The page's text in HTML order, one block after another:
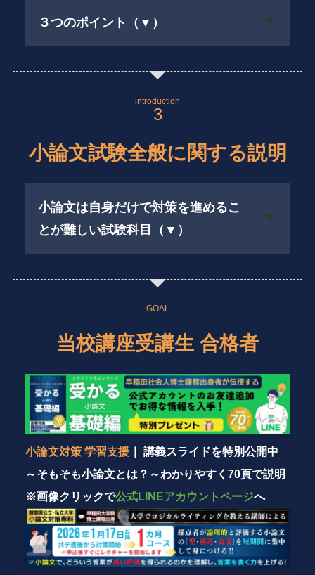
３つのポイント（▼）
introduction
小論文試験全般に関する説明
小論文は自身だけで対策を進めるこ
とが難しい試験科目（▼）
GOAL
当校講座受講生 合格者
小論文対策 学習支援｜ 講義スライドを特別公開中
～そもそも小論文とは？～わかりやすく70頁で説明
※画像クリックで公式LINEアカウントページへ